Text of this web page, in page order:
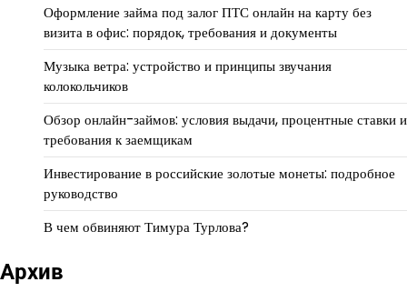
Оформление займа под залог ПТС онлайн на карту без
визита в офис: порядок, требования и документы
Музыка ветра: устройство и принципы звучания
колокольчиков
Обзор онлайн-займов: условия выдачи, процентные ставки и
требования к заемщикам
Инвестирование в российские золотые монеты: подробное
руководство
В чем обвиняют Тимура Турлова?
Архив